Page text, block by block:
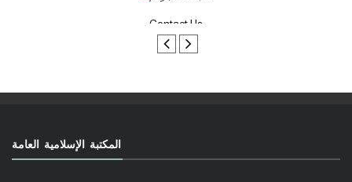
المكتبة الإسلامية العامة